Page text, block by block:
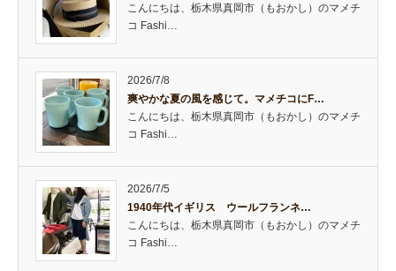
こんにちは、栃木県真岡市（もおかし）のマメチ
コ Fashi…
2026/7/8
爽やかな夏の風を感じて。マメチコにF…
こんにちは、栃木県真岡市（もおかし）のマメチ
コ Fashi…
2026/7/5
1940年代イギリス ウールフランネ…
こんにちは、栃木県真岡市（もおかし）のマメチ
コ Fashi…